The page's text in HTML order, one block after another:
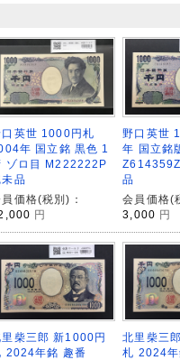
口英世 1000円札
年 国立銘 黒色 1
ゾロ目 M222222P
未品
価格(税別)：
円
野口英世
年 国立銘
品
会員価格(
3,000 円
里柴三郎 新1000円
2024年銘 趣番
北里柴三
札 2024